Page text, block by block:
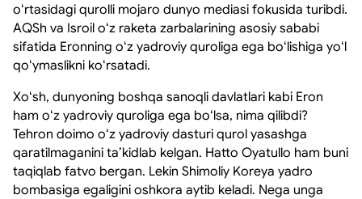
oʻrtasidagi qurolli mojaro dunyo mediasi fokusida turibdi.
AQSh va Isroil oʻz raketa zarbalarining asosiy sababi
sifatida Eronning oʻz yadroviy quroliga ega boʻlishiga yoʻl
qoʻymaslikni koʻrsatadi.
Xoʻsh, dunyoning boshqa sanoqli davlatlari kabi Eron
ham oʻz yadroviy quroliga ega boʻlsa, nima qilibdi?
Tehron doimo oʻz yadroviy dasturi qurol yasashga
qaratilmaganini taʼkidlab kelgan. Hatto Oyatullo ham buni
taqiqlab fatvo bergan. Lekin Shimoliy Koreya yadro
bombasiga egaligini oshkora aytib keladi. Nega unga